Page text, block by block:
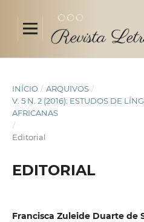
INÍCIO / ARQUIVOS /
V. 5 N. 2 (2016): ESTUDOS DE
AFRICANAS
/
Editorial
EDITORIAL
Francisca Zuleide Duarte de